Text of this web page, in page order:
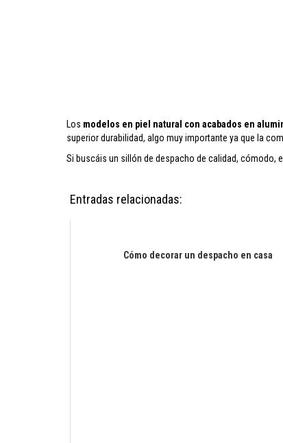
Los modelos en piel natural con acabados en
superior durabilidad, algo muy importante ya que la
Si buscáis un sillón de despacho de calidad, cómodo,
Entradas relacionadas:
Cómo decorar un despacho en casa